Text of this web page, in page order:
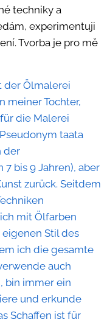
techniky a
experimentuji
Tvorba je pro mě
der Ölmalerei
meiner Tochter,
die Malerei
taata
der
bis 9 Jahren), aber
zurück. Seitdem
mit Ölfarben
Stil des
ich die gesamte
auch
bin immer ein
und erkunde
Schaffen ist für